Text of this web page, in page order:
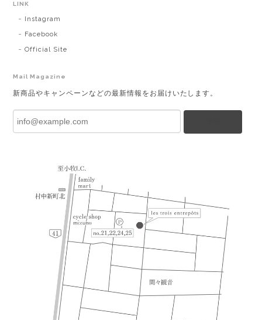
LINK
Instagram
Facebook
Official Site
Mail Magazine
新商品やキャンペーンなどの最新情報をお届けいたします。